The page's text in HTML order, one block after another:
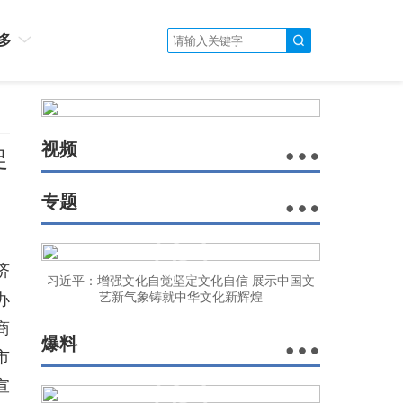
视频
专题
习近平：增强文化自觉坚定文化自信 展示中国文
艺新气象铸就中华文化新辉煌
爆料